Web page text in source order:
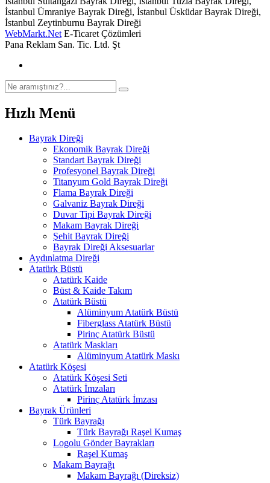
İstanbul Ümraniye Bayrak Direği, İstanbul Üsküdar Bayrak Direği,
İstanbul Zeytinburnu Bayrak Direği
WebMarkt.Net E-Ticaret Çözümleri
Pana Reklam San. Tic. Ltd. Şt
Hızlı Menü
Bayrak Direği
Ekonomik Bayrak Direği
Standart Bayrak Direği
Profesyonel Bayrak Direği
Titanyum Gold Bayrak Direği
Flama Bayrak Direği
Galvaniz Bayrak Direği
Duvar Tipi Bayrak Direği
Makam Bayrak Direği
Şehit Bayrak Direği
Bayrak Direği Aksesuarlar
Aydınlatma Direği
Atatürk Büstü
Atatürk Kaide
Büst & Kaide Takım
Atatürk Büstü
Alüminyum Atatürk Büstü
Fiberglass Atatürk Büstü
Pirinç Atatürk Büstü
Atatürk Maskları
Alüminyum Atatürk Maskı
Atatürk Köşesi
Atatürk Köşesi Seti
Atatürk İmzaları
Pirinç Atatürk İmzası
Bayrak Ürünleri
Türk Bayrağı
Türk Bayrağı Raşel Kumaş
Logolu Gönder Bayrakları
Raşel Kumaş
Makam Bayrağı
Makam Bayrağı (Direksiz)